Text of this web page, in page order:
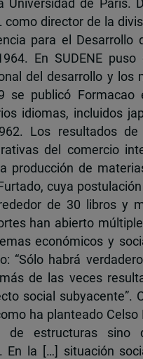
Universidad de París.
como director de la
para el
En SUDENE
del desarrollo y los
se publicó
idiomas, incluidos
Los resultados
del comercio
producción de
cuya
de 30 libros y
han abierto
económicos y
“Sólo habrá
de las veces
social subyacente”.
ha planteado
de estructuras
En la […] situación